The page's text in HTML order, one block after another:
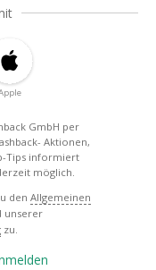
GmbH per
Aktionen,
Tips informiert
möglich.
den Allgemeinen
unserer
zu.